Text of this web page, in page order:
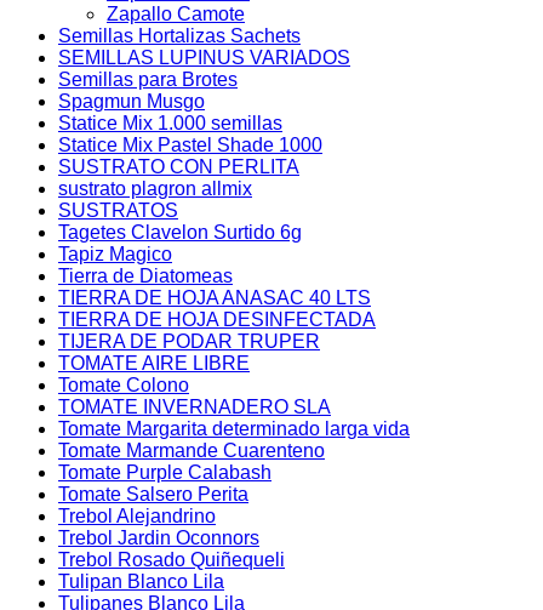
Zapallo Camote
Semillas Hortalizas Sachets
SEMILLAS LUPINUS VARIADOS
Semillas para Brotes
Spagmun Musgo
Statice Mix 1.000 semillas
Statice Mix Pastel Shade 1000
SUSTRATO CON PERLITA
sustrato plagron allmix
SUSTRATOS
Tagetes Clavelon Surtido 6g
Tapiz Magico
Tierra de Diatomeas
TIERRA DE HOJA ANASAC 40 LTS
TIERRA DE HOJA DESINFECTADA
TIJERA DE PODAR TRUPER
TOMATE AIRE LIBRE
Tomate Colono
TOMATE INVERNADERO SLA
Tomate Margarita determinado larga vida
Tomate Marmande Cuarenteno
Tomate Purple Calabash
Tomate Salsero Perita
Trebol Alejandrino
Trebol Jardin Oconnors
Trebol Rosado Quiñequeli
Tulipan Blanco Lila
Tulipanes Blanco Lila